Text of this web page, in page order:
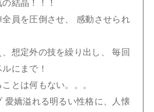
結晶！！！
員を圧倒させ、 感動させられ
想定外の技を繰り出し、 毎回
にまで！
とは何もない。。。
愛嬌溢れる明るい性格に、人懐